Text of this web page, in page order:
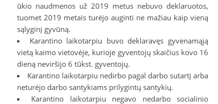
ūkio naudmenos už 2019 metus nebuvo deklaruotos,
tuomet 2019 metais turėjo auginti ne mažiau kaip vieną
sąlyginį gyvūną.
Karantino laikotarpiu buvo deklaravęs gyvenamąją
vietą kaimo vietovėje, kurioje gyventojų skaičius kovo 16
dieną neviršijo 6 tūkst. gyventojų.
Karantino laikotarpiu nedirbo pagal darbo sutartį arba
neturėjo darbo santykiams prilygintų santykių.
Karantino laikotarpiu negavo nedarbo socialinio